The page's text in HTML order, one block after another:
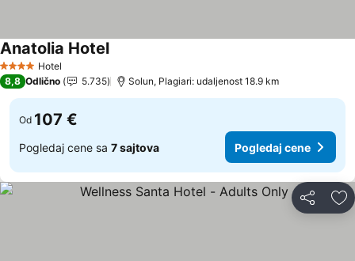
4 ZvezdiceHotel
Anatolia Hotel
8,8 Odlično 5.735 Solun, Plagiari: udaljenost 18.9 km
Od 107 €
Pogledaj cene sa 7 sajtova Pogledaj cene
Deli